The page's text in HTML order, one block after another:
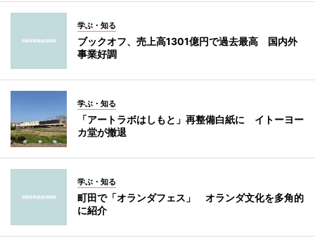
学ぶ・知る
ブックオフ、売上高1301億円で過去最高 国内外
事業好調
学ぶ・知る
「アートラボはしもと」再整備白紙に イトーヨー
カ堂が撤退
学ぶ・知る
町田で「オランダフェス」 オランダ文化を多角的
に紹介